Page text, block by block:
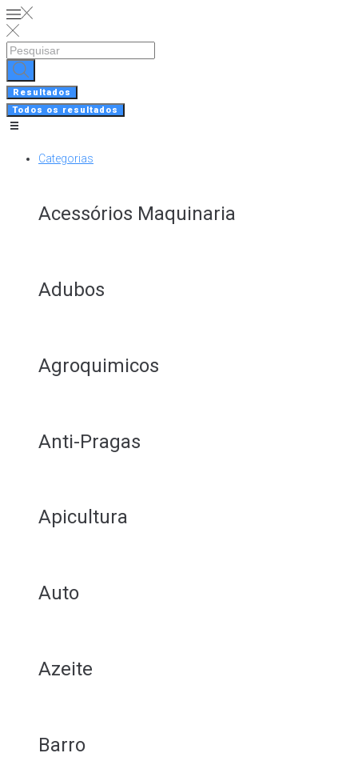
Skip
to
content
Search
Resultados
Todos os resultados
Categorias
Acessórios Maquinaria
Adubos
Agroquimicos
Anti-Pragas
Apicultura
Auto
Azeite
Barro